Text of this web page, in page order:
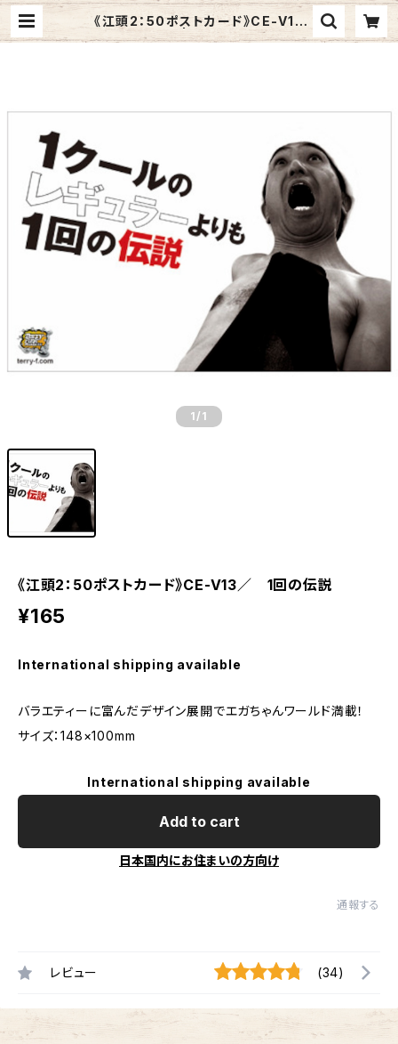
《江頭2：50ポストカード》CE-V13
／ 1回の伝説 | Graphic Arts St
1 /1
《江頭2：50ポストカード》CE-V13／ 1回の伝説
¥165
International shipping available
バラエティーに富んだデザイン展開でエガちゃんワールド満載！
サイズ：148×100mm
International shipping available
Add to cart
日本国内にお住まいの方向け
通報する
レビュー (34)